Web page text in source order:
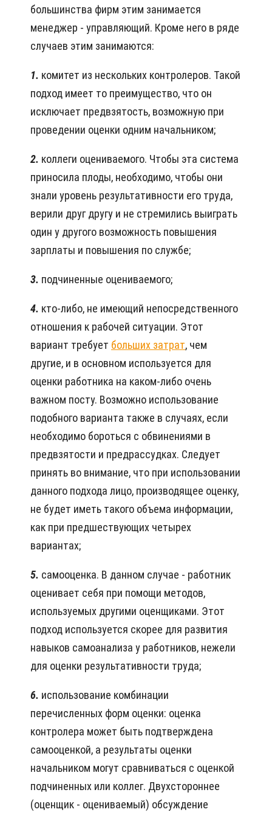
большинства фирм этим занимается
менеджер - управляющий. Кроме него в ряде
случаев этим занимаются:
1. комитет из нескольких контролеров. Такой
подход имеет то преимущество, что он
исключает предвзятость, возможную при
проведении оценки одним начальником;
2. коллеги оцениваемого. Чтобы эта система
приносила плоды, необходимо, чтобы они
знали уровень результативности его труда,
верили друг другу и не стремились выиграть
один у другого возможность повышения
зарплаты и повышения по службе;
3. подчиненные оцениваемого;
4. кто-либо, не имеющий непосредственного
отношения к рабочей ситуации. Этот
вариант требует больших затрат, чем
другие, и в основном используется для
оценки работника на каком-либо очень
важном посту. Возможно использование
подобного варианта также в случаях, если
необходимо бороться с обвинениями в
предвзятости и предрассудках. Следует
принять во внимание, что при использовании
данного подхода лицо, производящее оценку,
не будет иметь такого объема информации,
как при предшествующих четырех
вариантах;
5. самооценка. В данном случае - работник
оценивает себя при помощи методов,
используемых другими оценщиками. Этот
подход используется скорее для развития
навыков самоанализа у работников, нежели
для оценки результативности труда;
6. использование комбинации
перечисленных форм оценки: оценка
контролера может быть подтверждена
самооценкой, а результаты оценки
начальником могут сравниваться с оценкой
подчиненных или коллег. Двухстороннее
(оценщик - оцениваемый) обсуждение